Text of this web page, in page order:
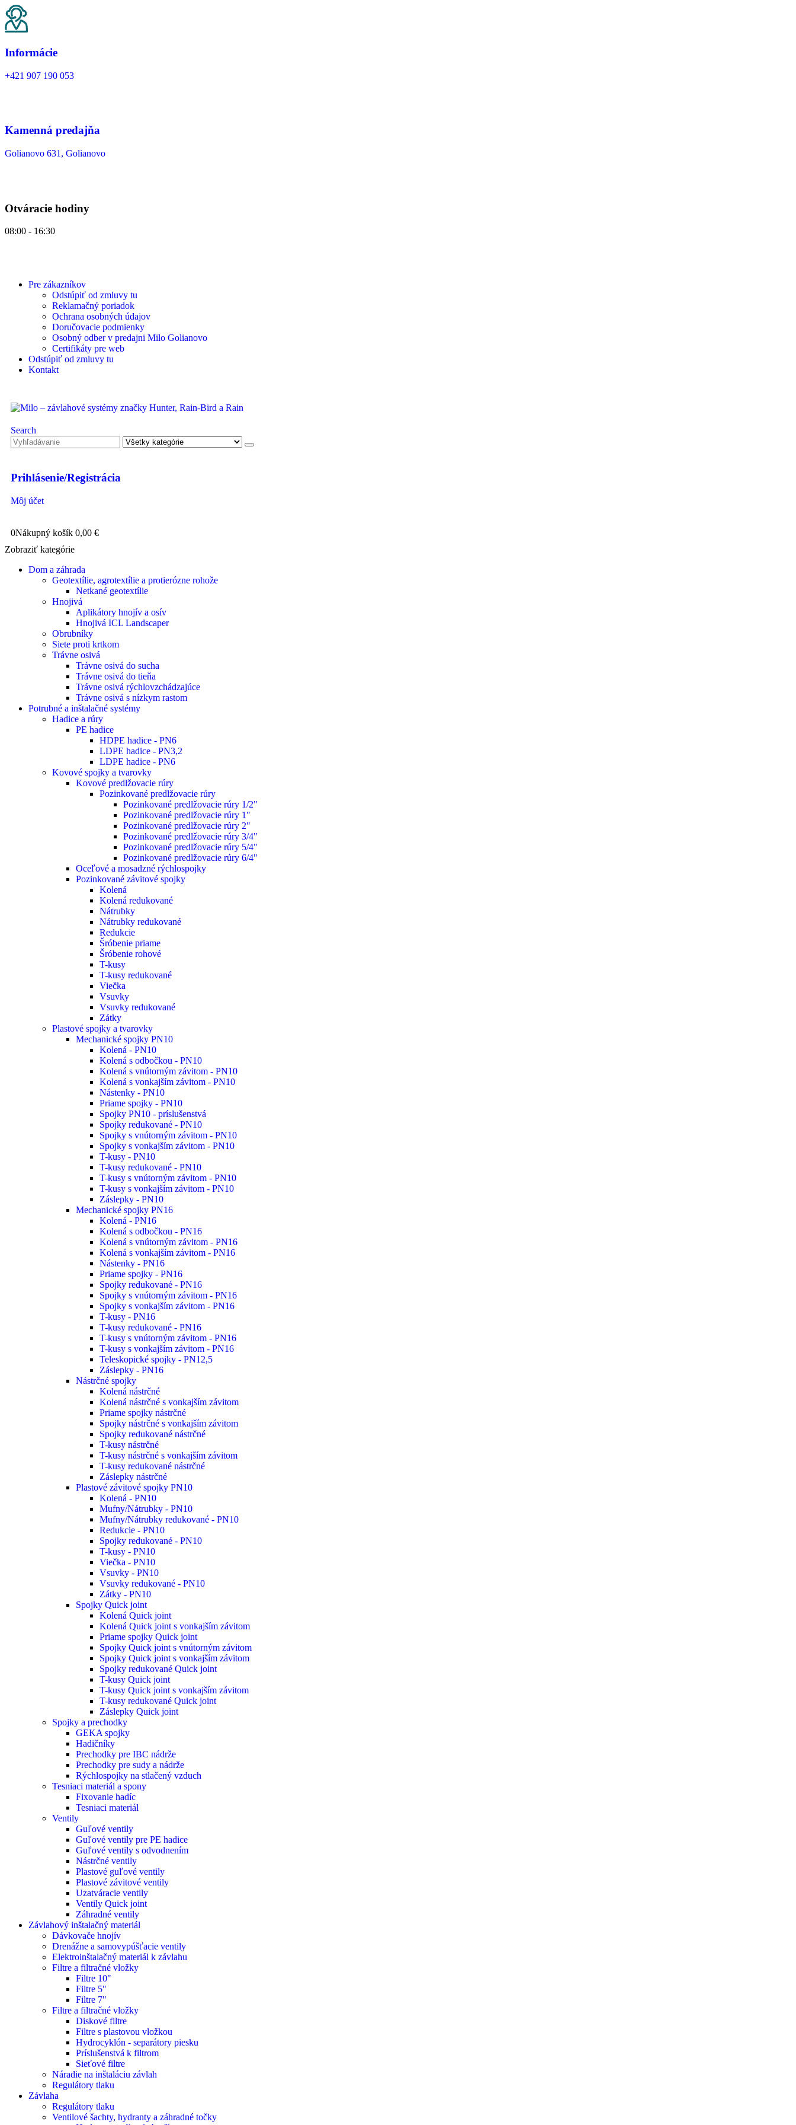
Informácie
+421 907 190 053
Kamenná predajňa
Golianovo 631, Golianovo
Otváracie hodiny
08:00 - 16:30
Pre zákazníkov
Odstúpiť od zmluvy tu
Reklamačný poriadok
Ochrana osobných údajov
Doručovacie podmienky
Osobný odber v predajni Milo Golianovo
Certifikáty pre web
Odstúpiť od zmluvy tu
Kontakt
Search
Prihlásenie/Registrácia
Môj účet
0Nákupný košík 0,00 €
Zobraziť kategórie
Dom a záhrada
Geotextílie, agrotextílie a protierózne rohože
Netkané geotextílie
Hnojivá
Aplikátory hnojív a osív
Hnojivá ICL Landscaper
Obrubníky
Siete proti krtkom
Trávne osivá
Trávne osivá do sucha
Trávne osivá do tieňa
Trávne osivá rýchlovzchádzajúce
Trávne osivá s nízkym rastom
Potrubné a inštalačné systémy
Hadice a rúry
PE hadice
HDPE hadice - PN6
LDPE hadice - PN3,2
LDPE hadice - PN6
Kovové spojky a tvarovky
Kovové predlžovacie rúry
Pozinkované predlžovacie rúry
Pozinkované predlžovacie rúry 1/2"
Pozinkované predlžovacie rúry 1"
Pozinkované predlžovacie rúry 2"
Pozinkované predlžovacie rúry 3/4"
Pozinkované predlžovacie rúry 5/4"
Pozinkované predlžovacie rúry 6/4"
Oceľové a mosadzné rýchlospojky
Pozinkované závitové spojky
Kolená
Kolená redukované
Nátrubky
Nátrubky redukované
Redukcie
Šróbenie priame
Šróbenie rohové
T-kusy
T-kusy redukované
Viečka
Vsuvky
Vsuvky redukované
Zátky
Plastové spojky a tvarovky
Mechanické spojky PN10
Kolená - PN10
Kolená s odbočkou - PN10
Kolená s vnútorným závitom - PN10
Kolená s vonkajším závitom - PN10
Nástenky - PN10
Priame spojky - PN10
Spojky PN10 - príslušenstvá
Spojky redukované - PN10
Spojky s vnútorným závitom - PN10
Spojky s vonkajším závitom - PN10
T-kusy - PN10
T-kusy redukované - PN10
T-kusy s vnútorným závitom - PN10
T-kusy s vonkajším závitom - PN10
Záslepky - PN10
Mechanické spojky PN16
Kolená - PN16
Kolená s odbočkou - PN16
Kolená s vnútorným závitom - PN16
Kolená s vonkajším závitom - PN16
Nástenky - PN16
Priame spojky - PN16
Spojky redukované - PN16
Spojky s vnútorným závitom - PN16
Spojky s vonkajším závitom - PN16
T-kusy - PN16
T-kusy redukované - PN16
T-kusy s vnútorným závitom - PN16
T-kusy s vonkajším závitom - PN16
Teleskopické spojky - PN12,5
Záslepky - PN16
Nástrčné spojky
Kolená nástrčné
Kolená nástrčné s vonkajším závitom
Priame spojky nástrčné
Spojky nástrčné s vonkajším závitom
Spojky redukované nástrčné
T-kusy nástrčné
T-kusy nástrčné s vonkajším závitom
T-kusy redukované nástrčné
Záslepky nástrčné
Plastové závitové spojky PN10
Kolená - PN10
Mufny/Nátrubky - PN10
Mufny/Nátrubky redukované - PN10
Redukcie - PN10
Spojky redukované - PN10
T-kusy - PN10
Viečka - PN10
Vsuvky - PN10
Vsuvky redukované - PN10
Zátky - PN10
Spojky Quick joint
Kolená Quick joint
Kolená Quick joint s vonkajším závitom
Priame spojky Quick joint
Spojky Quick joint s vnútorným závitom
Spojky Quick joint s vonkajším závitom
Spojky redukované Quick joint
T-kusy Quick joint
T-kusy Quick joint s vonkajším závitom
T-kusy redukované Quick joint
Záslepky Quick joint
Spojky a prechodky
GEKA spojky
Hadičníky
Prechodky pre IBC nádrže
Prechodky pre sudy a nádrže
Rýchlospojky na stlačený vzduch
Tesniaci materiál a spony
Fixovanie hadíc
Tesniaci materiál
Ventily
Guľové ventily
Guľové ventily pre PE hadice
Guľové ventily s odvodnením
Nástrčné ventily
Plastové guľové ventily
Plastové závitové ventily
Uzatváracie ventily
Ventily Quick joint
Záhradné ventily
Závlahový inštalačný materiál
Dávkovače hnojív
Drenážne a samovypúšťacie ventily
Elektroinštalačný materiál k závlahu
Filtre a filtračné vložky
Filtre 10"
Filtre 5"
Filtre 7"
Filtre a filtračné vložky
Diskové filtre
Filtre s plastovou vložkou
Hydrocyklón - separátory piesku
Príslušenstvá k filtrom
Sieťové filtre
Náradie na inštaláciu závlah
Regulátory tlaku
Závlaha
Regulátory tlaku
Ventilové šachty, hydranty a záhradné točky